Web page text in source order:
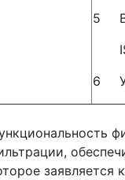
5
6
заявляется